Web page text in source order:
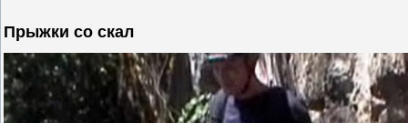
Прыжки со скал